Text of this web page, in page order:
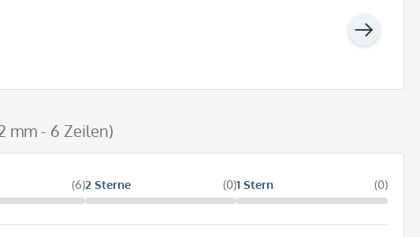
mm - 6 Zeilen)
(6)2 Sterne (0)1 Stern (0)